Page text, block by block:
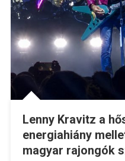
Lenny Kravitz a
energiahiány
magyar rajongók